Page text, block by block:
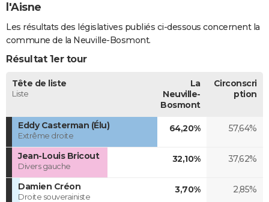
l'Aisne
Les résultats des législatives publiés ci-dessous concernent la
commune de la Neuville-Bosmont.
Résultat 1er tour
Tête de liste
Liste
La
Neuville-
Bosmont
Circonscri
ption
Eddy Casterman (Élu)
Extrême droite
64,20% 57,64%
Jean-Louis Bricout
Divers gauche
32,10% 37,62%
Damien Créon
Droite souverainiste
3,70% 2,85%